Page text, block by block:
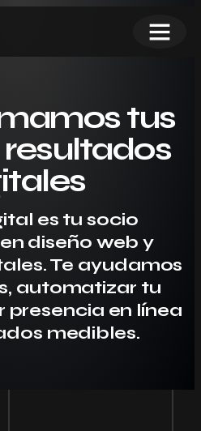
tus
resultados
es tu socio
diseño web y
Te ayudamos
automatizar tu
presencia en línea
medibles.